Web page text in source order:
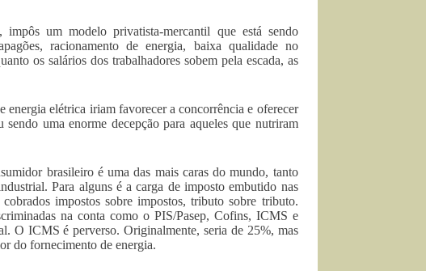
um modelo privatista-mercantil que está sendo
racionamento de energia, baixa qualidade no
os salários dos trabalhadores sobem pela escada, as
energia elétrica iriam favorecer a concorrência e oferecer
uma enorme decepção para aqueles que nutriram
brasileiro é uma das mais caras do mundo, tanto
Para alguns é a carga de imposto embutido nas
impostos sobre impostos, tributo sobre tributo.
na conta como o PIS/Pasep, Cofins, ICMS e
O ICMS é perverso. Originalmente, seria de 25%, mas
do fornecimento de energia.